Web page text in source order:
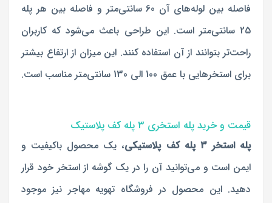
فاصله بین لوله‌های آن 60 سانتی‌متر و فاصله بین هر پله
25 سانتی‌متر است. این طراحی باعث می‌شود که کاربران
راحت‌تر بتوانند از آن استفاده کنند. این میزان از ارتفاع بیشتر
برای استخرهایی با عمق 100 الی 130 سانتی‌متر مناسب است.
قیمت و خرید پله استخری 3 پله کف پلاستیک
پله استخر 3 پله کف پلاستیکی
، یک محصول باکیفیت و
ایمن است و می‌توانید آن را در یک گوشه از استخر خود قرار
دهید. این محصول در فروشگاه تهویه مهاجر نیز موجود